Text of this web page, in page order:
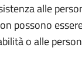
alle
possono
o alle